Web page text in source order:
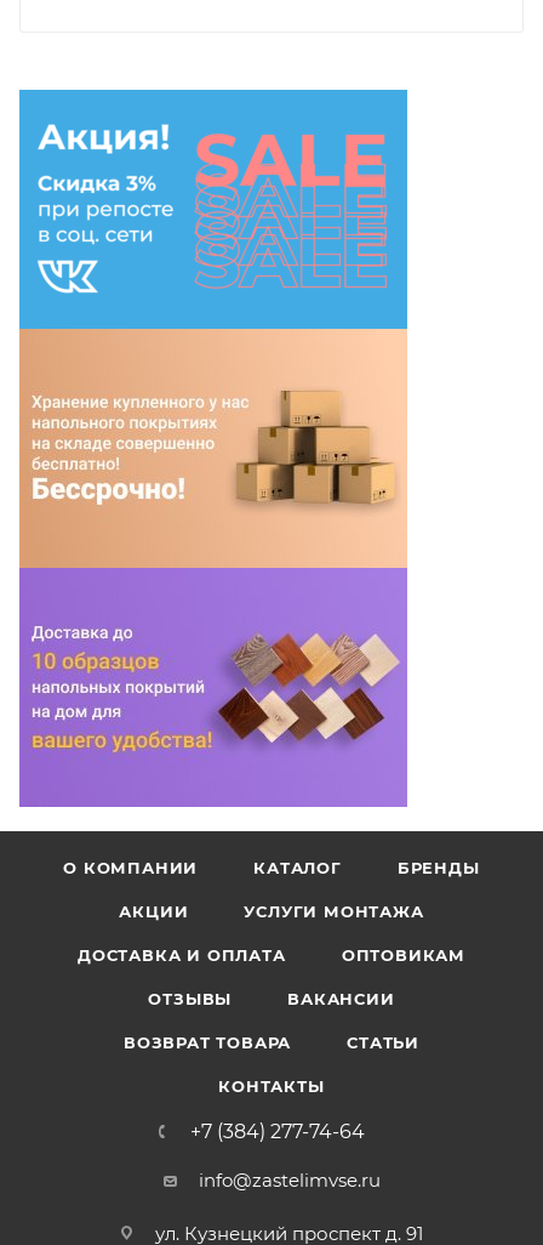
О КОМПАНИИ КАТАЛОГ БРЕНДЫ
АКЦИИ УСЛУГИ МОНТАЖА
ДОСТАВКА И ОПЛАТА ОПТОВИКАМ
ОТЗЫВЫ ВАКАНСИИ
ВОЗВРАТ ТОВАРА СТАТЬИ
КОНТАКТЫ
+7 (384) 277-74-64
info@zastelimvse.ru
ул. Кузнецкий проспект д. 91